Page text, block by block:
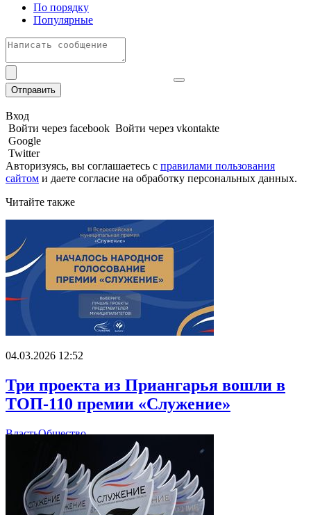
По порядку
Популярные
Отправить
Вход
Войти через facebook Войти через vkontakte
Google
Twitter
Авторизуясь, вы соглашаетесь с правилами пользования
сайтом и даете согласие на обработку персональных данных.
Читайте также
04.03.2026 12:52
Три проекта из Приангарья вошли в
ТОП-110 премии «Служение»
ВластьОбщество